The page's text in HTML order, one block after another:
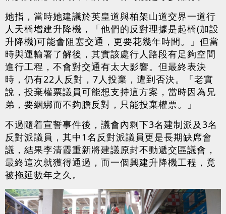
她指，當時她建議於英皇道與柏架山道交界一道行
人天橋增建升降機，「他們的反對理據是起橋(加設
升降機)可能會阻塞交通，更要花幾年時間。」但當
時與運輸署了解後，其實該處行人路段有足夠空間
進行工程，不會對交通有太大影響。但最終表決
時，仍有22人反對，7人投棄，遭到否決。「老實
說，投棄權票議員可能想支持這方案，當時因為兄
弟，要綑綁而不夠膽反對，只能投棄權票。」
不過隨着宣誓事件後，議會內剩下3名建制派及3名
反對派議員，其中1名反對派議員更是長期缺席會
議，結果李清霞重新將建議原封不動遞交區議會，
最終這次就獲得通過，而一個興建升降機工程，竟
被拖延數年之久。